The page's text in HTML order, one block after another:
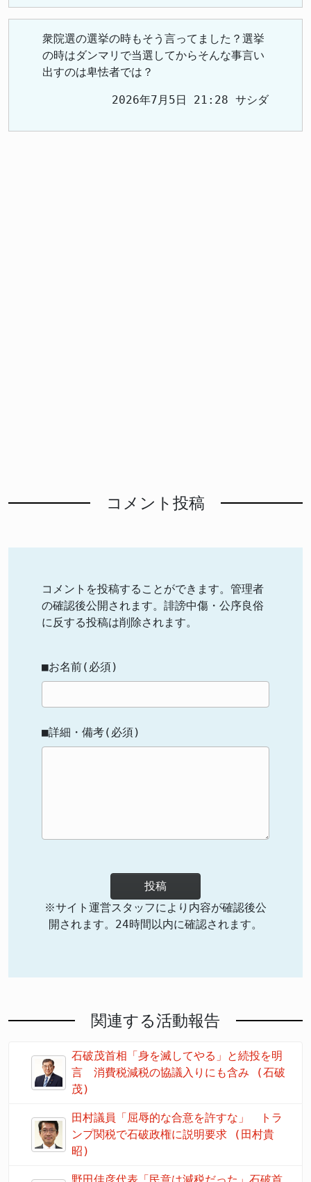
衆院選の選挙の時もそう言ってました？選挙
の時はダンマリで当選してからそんな事言い
出すのは卑怯者では？
2026年7月5日 21:28 サシダ
コメント投稿
コメントを投稿することができます。管理者
の確認後公開されます。誹謗中傷・公序良俗
に反する投稿は削除されます。
■お名前(必須)
■詳細・備考(必須)
投稿
※サイト運営スタッフにより内容が確認後公
開されます。24時間以内に確認されます。
関連する活動報告
石破茂首相「身を滅してやる」と続投を明
言 消費税減税の協議入りにも含み (石破
茂)
田村議員「屈辱的な合意を許すな」 トラ
ンプ関税で石破政権に説明要求 (田村貴
昭)